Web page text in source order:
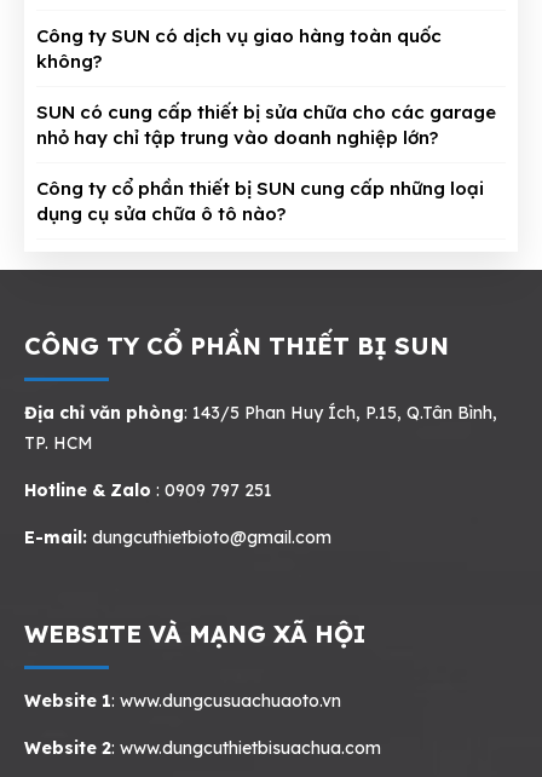
Công ty SUN có dịch vụ giao hàng toàn quốc
không?
SUN có cung cấp thiết bị sửa chữa cho các garage
nhỏ hay chỉ tập trung vào doanh nghiệp lớn?
Công ty cổ phần thiết bị SUN cung cấp những loại
dụng cụ sửa chữa ô tô nào?
CÔNG TY CỔ PHẦN THIẾT BỊ SUN
Địa chỉ văn phòng: 143/5 Phan Huy Ích, P.15, Q.Tân Bình,
TP. HCM
Hotline & Zalo : 0909 797 251
E-mail: dungcuthietbioto@gmail.com
WEBSITE VÀ MẠNG XÃ HỘI
Website 1: www.dungcusuachuaoto.vn
Website 2: www.dungcuthietbisuachua.com